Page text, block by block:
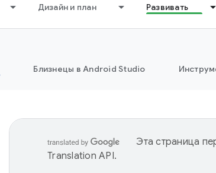
Дизайн и план Развивать
Близнецы в Android Studio
Эта страница
Translation API.